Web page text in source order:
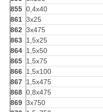
855 0,4х40
861 3х25
862 3х475
863 1,5х25
864 1,5х50
865 1,5х75
866 1,5х100
867 1,5х475
868 0,8х475
869 3х750